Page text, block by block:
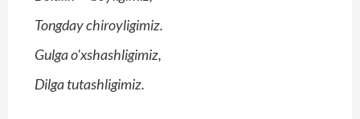
Tongday chiroyligimiz.
Gulga o'xshashligimiz,
Dilga tutashligimiz.